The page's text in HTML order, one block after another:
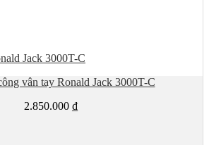
vân tay Ronald Jack 3000T-C
2.850.000 ₫